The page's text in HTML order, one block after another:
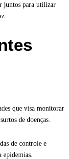
juntos para utilizar
que visa monitorar
de doenças.
de controle e
epidemias.